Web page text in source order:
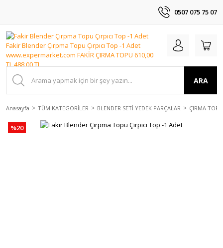
0507 075 75 07
ARA
Anasayfa TÜM KATEGORİLER BLENDER SETİ YEDEK PARÇALAR ÇIRMA TOPU
%20